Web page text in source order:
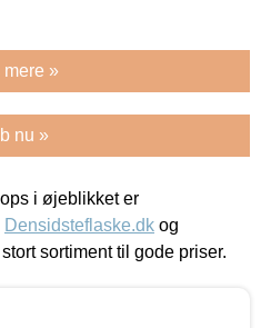
»
nu »
i øjeblikket er
Densidsteflaske.dk og
sortiment til gode priser.